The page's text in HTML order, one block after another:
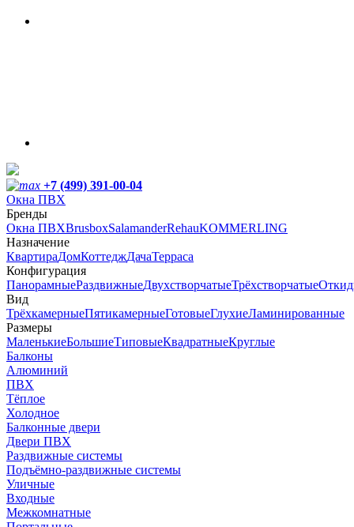
+7 (499) 391-00-04
Окна ПВХ
Бренды
Окна ПВХBrusboxSalamanderRehauKOMMERLING
Назначение
КвартираДомКоттеджДачаТерраса
Конфигурация
ПанорамныеРаздвижныеДвухстворчатыеТрёхстворчатые
Вид
ТрёхкамерныеПятикамерныеГотовыеГлухиеЛаминированные
Размеры
МаленькиеБольшиеТиповыеКвадратныеКруглые
Балконы
Алюминий
ПВХ
Тёплое
Холодное
Балконные двери
Двери ПВХ
Раздвижные системы
Подъёмно-раздвижные системы
Уличные
Входные
Межкомнатные